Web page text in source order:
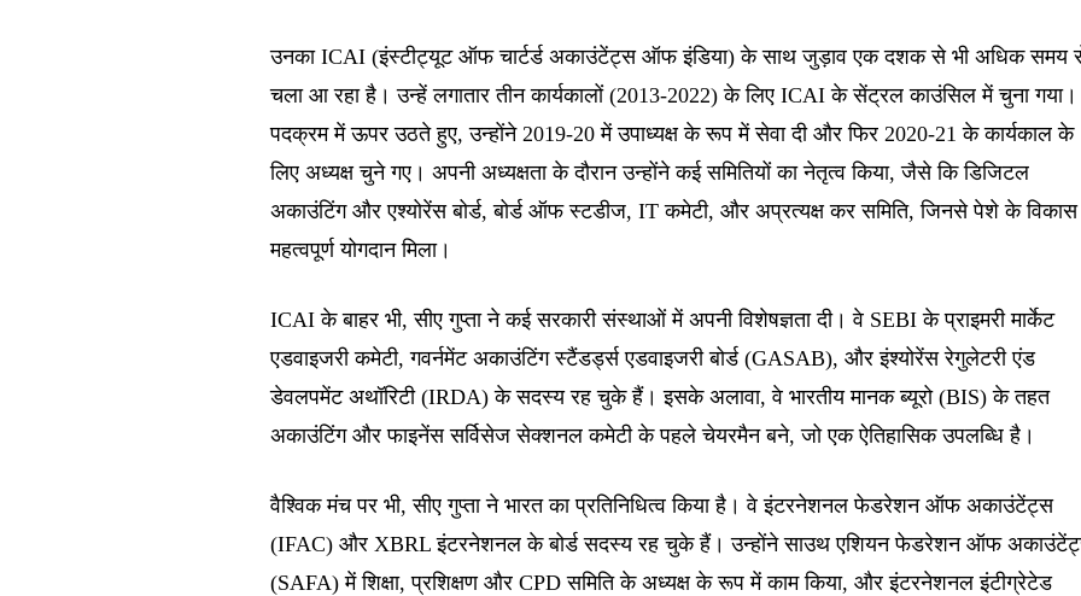
उनका ICAI (इंस्टीट्यूट ऑफ चार्टर्ड अकाउंटेंट्स ऑफ इंडिया) के साथ जुड़ाव एक दशक से भी अधिक समय
चला आ रहा है। उन्हें लगातार तीन कार्यकालों (2013-2022) के लिए ICAI के सेंट्रल काउंसिल में चुना गया।
पदक्रम में ऊपर उठते हुए, उन्होंने 2019-20 में उपाध्यक्ष के रूप में सेवा दी और फिर 2020-21 के कार्यकाल के
लिए अध्यक्ष चुने गए। अपनी अध्यक्षता के दौरान उन्होंने कई समितियों का नेतृत्व किया, जैसे कि डिजिटल
अकाउंटिंग और एश्योरेंस बोर्ड, बोर्ड ऑफ स्टडीज, IT कमेटी, और अप्रत्यक्ष कर समिति, जिनसे पेशे के
महत्वपूर्ण योगदान मिला।
ICAI के बाहर भी, सीए गुप्ता ने कई सरकारी संस्थाओं में अपनी विशेषज्ञता दी। वे SEBI के प्राइमरी मार्केट
एडवाइजरी कमेटी, गवर्नमेंट अकाउंटिंग स्टैंडर्ड्स एडवाइजरी बोर्ड (GASAB), और इंश्योरेंस रेगुलेटरी एंड
डेवलपमेंट अथॉरिटी (IRDA) के सदस्य रह चुके हैं। इसके अलावा, वे भारतीय मानक ब्यूरो (BIS) के तहत
अकाउंटिंग और फाइनेंस सर्विसेज सेक्शनल कमेटी के पहले चेयरमैन बने, जो एक ऐतिहासिक उपलब्धि है।
वैश्विक मंच पर भी, सीए गुप्ता ने भारत का प्रतिनिधित्व किया है। वे इंटरनेशनल फेडरेशन ऑफ अकाउंटेंट्स
(IFAC) और XBRL इंटरनेशनल के बोर्ड सदस्य रह चुके हैं। उन्होंने साउथ एशियन फेडरेशन ऑफ
(SAFA) में शिक्षा, प्रशिक्षण और CPD समिति के अध्यक्ष के रूप में काम किया, और इंटरनेशनल इंटीग्रेटेड